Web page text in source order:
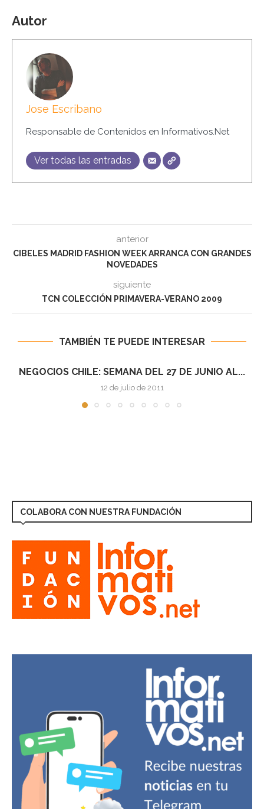
Autor
Jose Escribano
Responsable de Contenidos en Informativos.Net
Ver todas las entradas
anterior
CIBELES MADRID FASHION WEEK ARRANCA CON GRANDES
NOVEDADES
siguiente
TCN COLECCIÓN PRIMAVERA-VERANO 2009
TAMBIÉN TE PUEDE INTERESAR
CHILE: SEMANA DEL 27 DE JUNIO AL...
12 de julio de 2011
COLABORA CON NUESTRA FUNDACIÓN